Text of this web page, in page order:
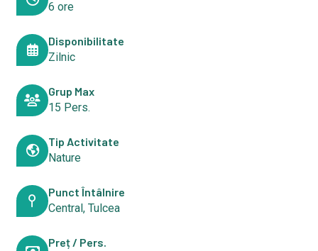
6 ore
Disponibilitate
Zilnic
Grup Max
15 Pers.
Tip Activitate
Nature
Punct Întâlnire
Central, Tulcea
Preț / Pers.